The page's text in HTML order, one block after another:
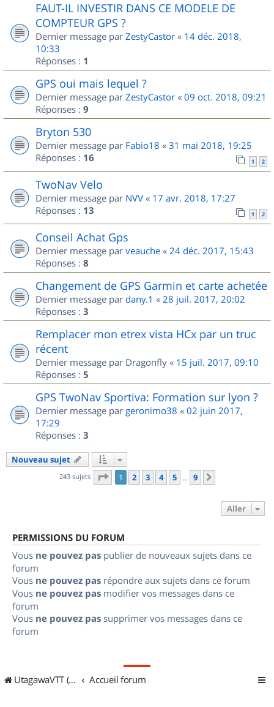
FAUT-IL INVESTIR DANS CE MODELE DE
COMPTEUR GPS ?
Dernier message par ZestyCastor « 14 déc. 2018,
10:33
Réponses : 1
GPS oui mais lequel ?
Dernier message par ZestyCastor « 09 oct. 2018, 09:21
Réponses : 9
Bryton 530
Dernier message par Fabio18 « 31 mai 2018, 19:25
Réponses : 16 1 2
TwoNav Velo
Dernier message par NVV « 17 avr. 2018, 17:27
Réponses : 13 1 2
Conseil Achat Gps
Dernier message par veauche « 24 déc. 2017, 15:43
Réponses : 8
Changement de GPS Garmin et carte achetée
Dernier message par dany.1 « 28 juil. 2017, 20:02
Réponses : 3
Remplacer mon etrex vista HCx par un truc
récent
Dernier message par Dragonfly « 15 juil. 2017, 09:10
Réponses : 5
GPS TwoNav Sportiva: Formation sur lyon ?
Dernier message par geronimo38 « 02 juin 2017,
17:29
Réponses : 3
Nouveau sujet
243 sujets Page 1sur
1 2 3 4 5 … 9
Aller
PERMISSIONS DU FORUM
Vous ne pouvez pas publier de nouveaux sujets dans ce
forum
Vous ne pouvez pas répondre aux sujets dans ce forum
Vous ne pouvez pas modifier vos messages dans ce
forum
Vous ne pouvez pas supprimer vos messages dans ce
forum
UtagawaVTT (Randos VTT et VTTAE avec traces GPS) Accueil forum